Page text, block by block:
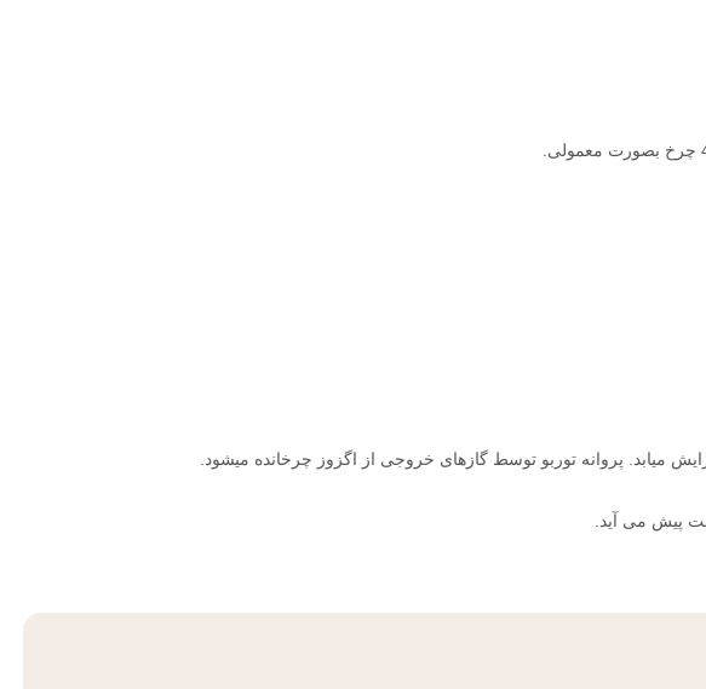
میابد. پروانه توربو توسط گازهای خروجی از اگزوز چرخانده میشود
پیش می آید.